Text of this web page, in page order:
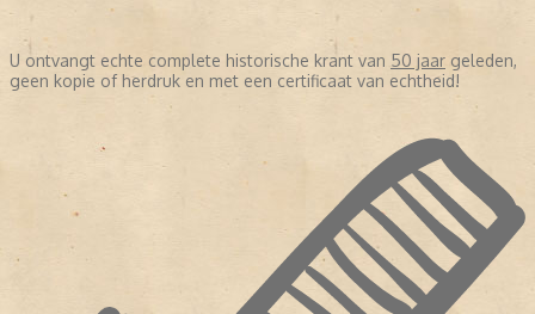
U ontvangt echte complete historische krant van 50 jaar geleden,
geen kopie of herdruk en met een certificaat van echtheid!